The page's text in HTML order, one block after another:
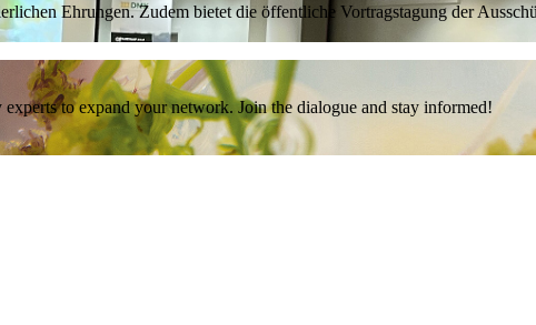
Ehrungen. Zudem bietet die öffentliche Vortragstagung der
to expand your network. Join the dialogue and stay informed!